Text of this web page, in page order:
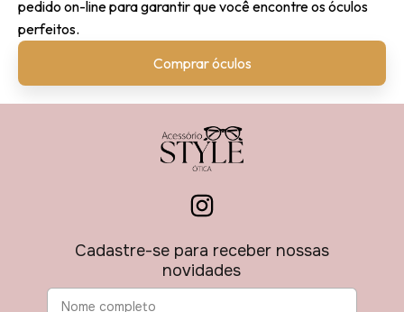
pedido on-line para garantir que você encontre os óculos
perfeitos.
Comprar óculos
Cadastre-se para receber nossas
novidades